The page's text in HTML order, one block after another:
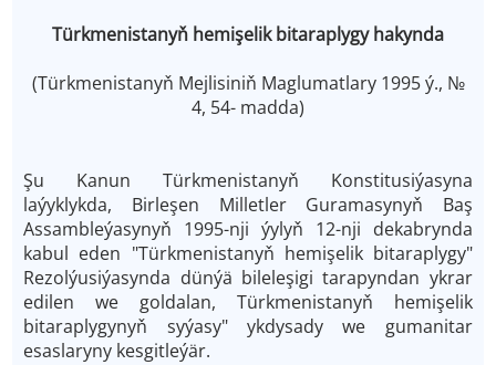
Türkmenistanyň hemişelik bitaraplygy hakynda
(Türkmenistanyň Mejlisiniň Maglumatlary 1995 ý., №
4, 54- madda)
Şu Kanun Türkmenistanyň Konstitusiýasyna
laýyklykda, Birleşen Milletler Guramasynyň Baş
Assambleýasynyň 1995-nji ýylyň 12-nji dekabrynda
kabul eden "Türkmenistanyň hemişelik bitaraplygy"
Rezolýusiýasynda dünýä bileleşigi tarapyndan ykrar
edilen we goldalan, Türkmenistanyň hemişelik
bitaraplygynyň syýasy" ykdysady we gumanitar
esaslaryny kesgitleýär.